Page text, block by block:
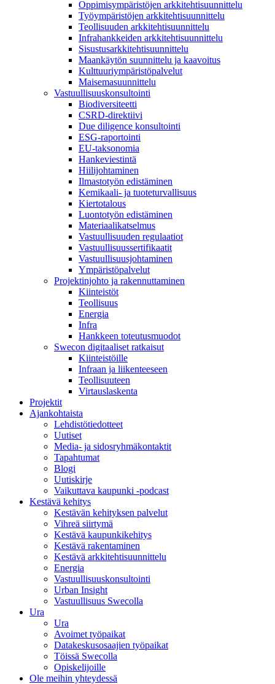
Oppimisympäristöjen arkkitehtisuunnittelu
Työympäristöjen arkkitehtisuunnittelu
Teollisuuden arkkitehtisuunnittelu
Infrahankkeiden arkkitehtisuunnittelu
Sisustusarkkitehtisuunnittelu
Maankäytön suunnittelu ja kaavoitus
Kulttuuriympäristöpalvelut
Maisemasuunnittelu
Vastuullisuuskonsultointi
Biodiversiteetti
CSRD-direktiivi
Due diligence konsultointi
ESG-raportointi
EU-taksonomia
Hankeviestintä
Hiilijohtaminen
Ilmastotyön edistäminen
Kemikaali- ja tuoteturvallisuus
Kiertotalous
Luontotyön edistäminen
Materiaalikatselmus
Vastuullisuuden regulaatiot
Vastuullisuussertifikaatit
Vastuullisuusjohtaminen
Ympäristöpalvelut
Projektinjohto ja rakennuttaminen
Kiinteistöt
Teollisuus
Energia
Infra
Hankkeen toteutusmuodot
Swecon digitaaliset ratkaisut
Kiinteistöille
Infraan ja liikenteeseen
Teollisuuteen
Virtauslaskenta
Projektit
Ajankohtaista
Lehdistötiedotteet
Uutiset
Media- ja sidosryhmäkontaktit
Tapahtumat
Blogi
Uutiskirje
Vaikuttava kaupunki -podcast
Kestävä kehitys
Kestävän kehityksen palvelut
Vihreä siirtymä
Kestävä kaupunkikehitys
Kestävä rakentaminen
Kestävä arkkitehtisuunnittelu
Energia
Vastuullisuuskonsultointi
Urban Insight
Vastuullisuus Swecolla
Ura
Ura
Avoimet työpaikat
Datakeskusosaajien työpaikat
Töissä Swecolla
Opiskelijoille
Ole meihin yhteydessä